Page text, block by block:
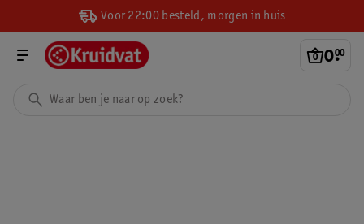
Voor 22:00 besteld, morgen in huis
0.
00